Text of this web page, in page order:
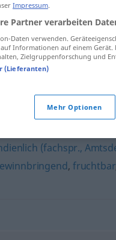
charmant (fig.),
(fachspr.,
, fruchtbar
Impressum.
Partner verarbeiten
Daten verwenden.
Informationen auf einem Gerät.
Zielgruppenforschung und
(Lieferanten)
Mehr Optionen